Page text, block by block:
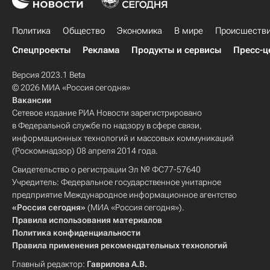
Феликс Лох
Александр Энберт
Александр Хорошилов
Сергей Устюгов
Евгений Белов
Глеб Ретивых
Сборная России по хоккею с шайбой
Артём Козлов
Денис Айрапетян
Дмитрий Логинов
Юлия Портунова
Юлия Гузиева
Ульяна Васильева
Анастасия Брызгалова
Галина Арсенькина
Александр Крушельницкий
Екатерина Ткаченко
Владислав Марченков
Екатерина Ефременкова
Юлия Ступак (Белорукова)
Кристина Спиридонова
Максим Буров
Денис Спицов
Алексей Червоткин
Станислав Волженцев
Сергей Устюгов
Глеб Ретивых
Политика Общество Экономика В мире
Спецпроекты
Реклама Продукты и сервисы Пресс-
Версия 2023.1 Beta
© 2026 МИА «Россия сегодня»
Вакансии
Сетевое издание РИА Новости зарегистрировано
в Федеральной службе по надзору в сфере связи,
информационных технологий и массовых коммуникаций
(Роскомнадзор) 08 апреля 2014 года.
Свидетельство о регистрации Эл № ФС77-57640
Учредитель: Федеральное государственное унитарное
предприятие Международное информационное агентство
«Россия сегодня» (МИА «Россия сегодня»).
Правила использования материалов
Политика конфиденциальности
Правила применения рекомендательных технологий
Главный редактор: Гаврилова А.В.